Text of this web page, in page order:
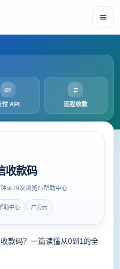
付 API 远程收款
收款码
79次浏览 帮助中心
助中心 广力云
码？一篇读懂从0到1的全